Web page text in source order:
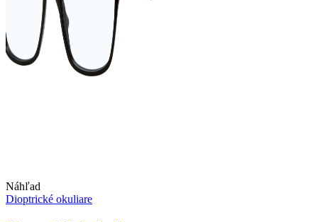
Náhľad
Dioptrické okuliare